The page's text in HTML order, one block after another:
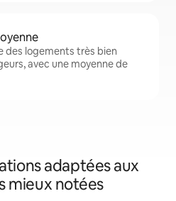
des logements très bien
avec une moyenne de
adaptées aux
mieux notées